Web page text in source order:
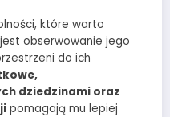
które warto
obserwowanie jego
do ich
dziedzinami oraz
pomagają mu lepiej